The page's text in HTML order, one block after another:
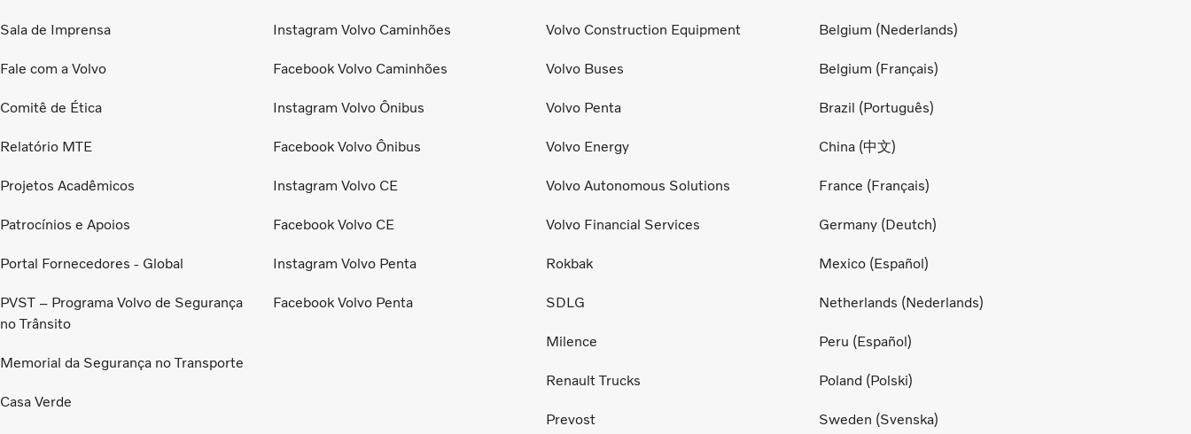
Sala de Imprensa
Fale com a Volvo
Comitê de Ética
Relatório MTE
Projetos Acadêmicos
Patrocínios e Apoios
Portal Fornecedores - Global
PVST – Programa Volvo de Segurança
no Trânsito
Memorial da Segurança no Transporte
Casa Verde
Instagram Volvo Caminhões
Facebook Volvo Caminhões
Instagram Volvo Ônibus
Facebook Volvo Ônibus
Instagram Volvo CE
Facebook Volvo CE
Instagram Volvo Penta
Facebook Volvo Penta
Volvo Construction Equipment
Volvo Buses
Volvo Penta
Volvo Energy
Volvo Autonomous Solutions
Volvo Financial Services
Rokbak
SDLG
Milence
Renault Trucks
Prevost
Belgium (Nederlands)
Belgium (Français)
Brazil (Português)
China (中文)
France (Français)
Germany (Deutch)
Mexico (Español)
Netherlands (Nederlands)
Peru (Español)
Poland (Polski)
Sweden (Svenska)